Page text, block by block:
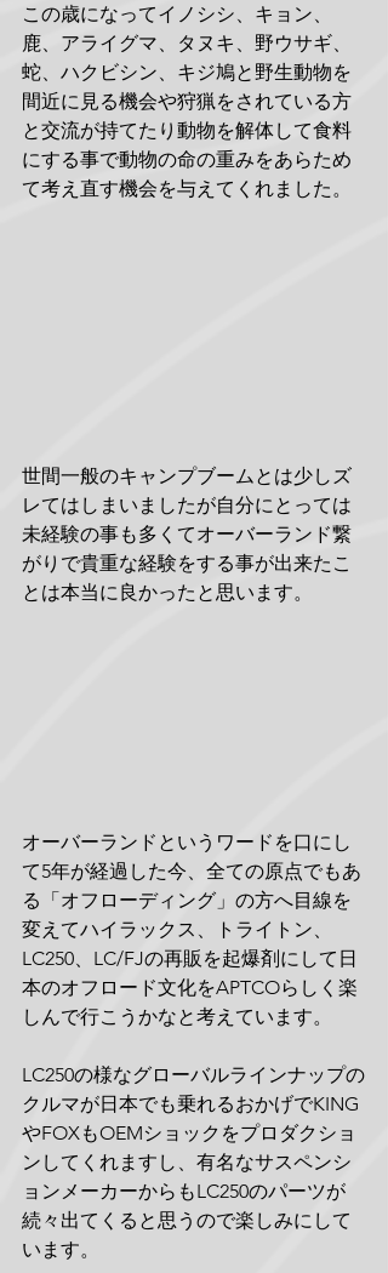
この歳になってイノシシ、キョン、
鹿、アライグマ、タヌキ、野ウサギ、
蛇、ハクビシン、キジ鳩と野生動物を
間近に見る機会や狩猟をされている方
と交流が持てたり動物を解体して食料
にする事で動物の命の重みをあらため
て考え直す機会を与えてくれました。
世間一般のキャンプブームとは少しズ
レてはしまいましたが自分にとっては
未経験の事も多くてオーバーランド繋
がりで貴重な経験をする事が出来たこ
とは本当に良かったと思います。
オーバーランドというワードを口にし
て5年が経過した今、全ての原点でもあ
る「オフローディング」の方へ目線を
変えてハイラックス、トライトン、
LC250、LC/FJの再販を起爆剤にして日
本のオフロード文化をAPTCOらしく楽
しんで行こうかなと考えています。
LC250の様なグローバルラインナップの
クルマが日本でも乗れるおかげでKING
やFOXもOEMショックをプロダクショ
ンしてくれますし、有名なサスペンシ
ョンメーカーからもLC250のパーツが
続々出てくると思うので楽しみにして
います。